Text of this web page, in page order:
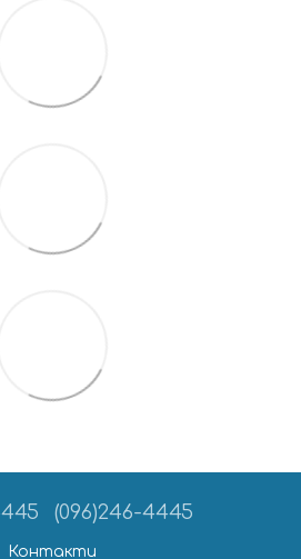
(096)246-4445
Контакти